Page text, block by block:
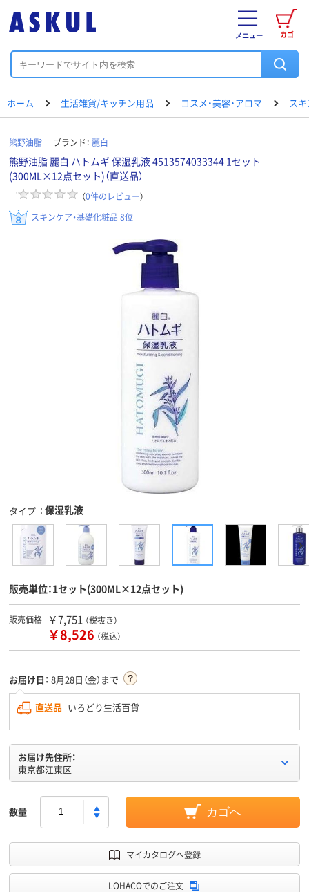
カゴ
メニュー
ホーム 生活雑貨/キッチン用品 コスメ・美容・アロマ ス
熊野油脂 ブランド： 麗白
熊野油脂 麗白 ハトムギ 保湿乳液 4513574033344 1セット
(300ML×12点セット)（直送品）
（0件のレビュー）
スキンケア・基礎化粧品 8位
タイプ 保湿乳液
販売単位：1セット(300ML×12点セット)
販売価格 ￥7,751 （税抜き）
￥8,526 （税込）
お届け日： 8月28日（金）まで
直送品 いろどり生活百貨
お届け先住所：
東京都江東区
数量 カゴへ
マイカタログへ登録
LOHACOでのご注文